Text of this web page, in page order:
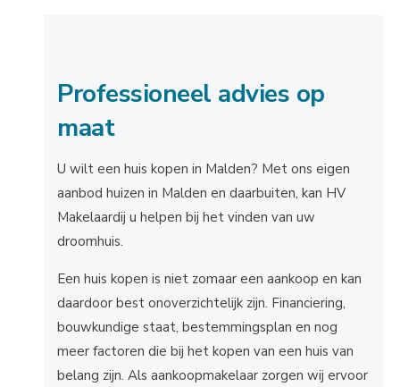
Professioneel advies op
maat
U wilt een huis kopen in Malden? Met ons eigen
aanbod huizen in Malden en daarbuiten, kan HV
Makelaardij u helpen bij het vinden van uw
droomhuis.
Een huis kopen is niet zomaar een aankoop en kan
daardoor best onoverzichtelijk zijn. Financiering,
bouwkundige staat, bestemmingsplan en nog
meer factoren die bij het kopen van een huis van
belang zijn. Als aankoopmakelaar zorgen wij ervoor